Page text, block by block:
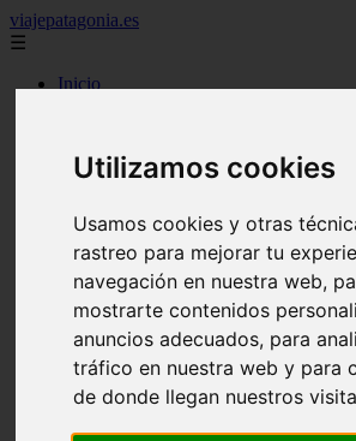
Utilizamos cookies
Usamos cookies y otras
rastreo para mejorar tu
navegación en nuestra web,
mostrarte contenidos
anuncios adecuados, para
tráfico en nuestra web y para
de donde llegan nuestros
viajepatagonia.es
☰
Inicio
benidorm
c cordoba
c entre rios
c generalidades del pais
c mendoza
c neuquen
c provincias
c rio negro
c santa fe
c tierra de fuego
c tucuman
c zona austral